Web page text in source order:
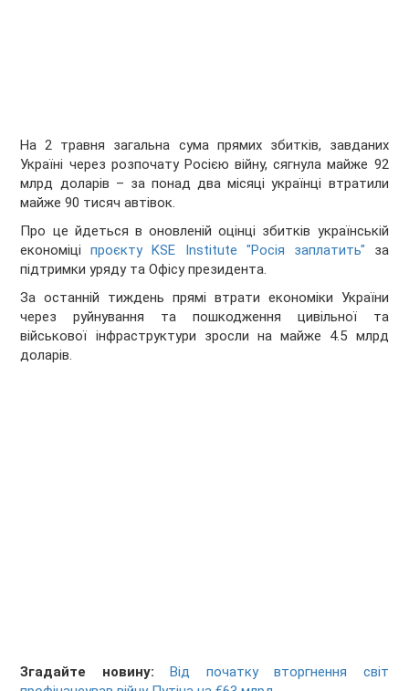
На 2 травня загальна сума прямих збитків, завданих
Україні через розпочату Росією війну, сягнула майже 92
млрд доларів – за понад два місяці українці втратили
майже 90 тисяч автівок.
Про це йдеться в оновленій оцінці збитків українській
економіціпроєкту KSE Institute "Росія заплатить" за
підтримки уряду та Офісу президента.
За останній тиждень прямі втрати економіки України
через руйнування та пошкодження цивільної та
військової інфраструктури зросли на майже 4.5 млрд
доларів.
Згадайте новину:
Від початку вторгнення світ